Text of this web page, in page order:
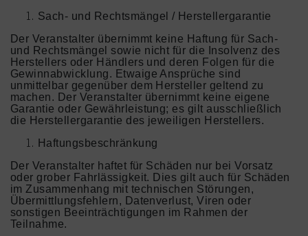
Sach- und Rechtsmängel / Herstellergarantie
Der Veranstalter übernimmt keine Haftung für Sach-
und Rechtsmängel sowie nicht für die Insolvenz des
Herstellers oder Händlers und deren Folgen für die
Gewinnabwicklung. Etwaige Ansprüche sind
unmittelbar gegenüber dem Hersteller geltend zu
machen. Der Veranstalter übernimmt keine eigene
Garantie oder Gewährleistung; es gilt ausschließlich
die Herstellergarantie des jeweiligen Herstellers.
Haftungsbeschränkung
Der Veranstalter haftet für Schäden nur bei Vorsatz
oder grober Fahrlässigkeit. Dies gilt auch für Schäden
im Zusammenhang mit technischen Störungen,
Übermittlungsfehlern, Datenverlust, Viren oder
sonstigen Beeinträchtigungen im Rahmen der
Teilnahme.